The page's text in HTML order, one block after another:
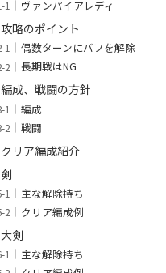
ヴァンパイアレディ
攻略のポイント
偶数ターンにバフを解除
長期戦はNG
編成、戦闘の方針
編成
戦闘
クリア編成紹介
剣
主な解除持ち
クリア編成例
大剣
主な解除持ち